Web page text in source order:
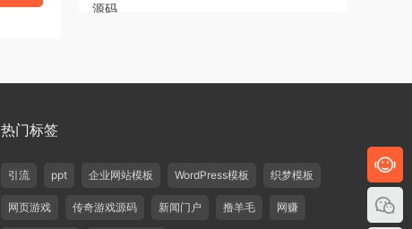
热门标签
引流 ppt 企业网站模板 WordPress模板 织梦模板
网页游戏 传奇游戏源码 新闻门户 撸羊毛 网赚